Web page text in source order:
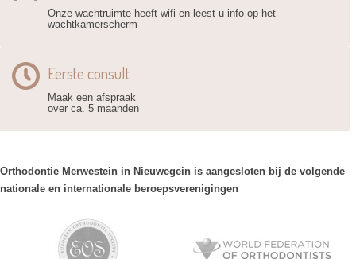
Onze wachtruimte heeft wifi en leest u info op het
wachtkamerscherm
Eerste consult
Maak een afspraak
over ca. 5 maanden
Orthodontie Merwestein in Nieuwegein is aangesloten bij de volgende
nationale en internationale beroepsverenigingen